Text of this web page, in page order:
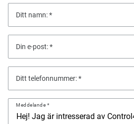
Ditt namn:
Din e-post:
Ditt telefonnummer:
Meddelande